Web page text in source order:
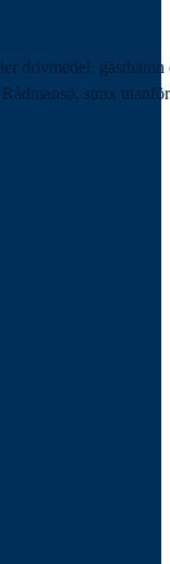
drivmedel, gästhamn
strax